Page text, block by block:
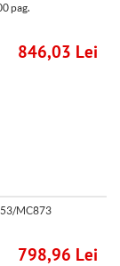
pag.
846,03 Lei
MC873
798,96 Lei